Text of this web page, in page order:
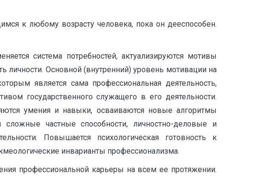
к любому возрасту человека, пока он дееспособен.
система потребностей, актуализируются мотивы
личности. Основной (внутренний) уровень мотивации на
является сама профессиональная деятельность,
государственного служащего в его деятельности.
умения и навыки, осваиваются новые алгоритмы
сложные частные способности, личностно-деловые и
Повышается психологическая готовность к
инварианты профессионализма.
профессиональной карьеры на всем ее протяжении.